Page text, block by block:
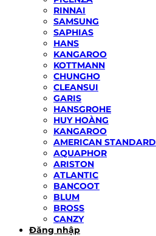
RINNAI
SAMSUNG
SAPHIAS
HANS
KANGAROO
KOTTMANN
CHUNGHO
CLEANSUI
GARIS
HANSGROHE
HUY HOÀNG
KANGAROO
AMERICAN STANDARD
AQUAPHOR
ARISTON
ATLANTIC
BANCOOT
BLUM
BROSS
CANZY
Đăng nhập